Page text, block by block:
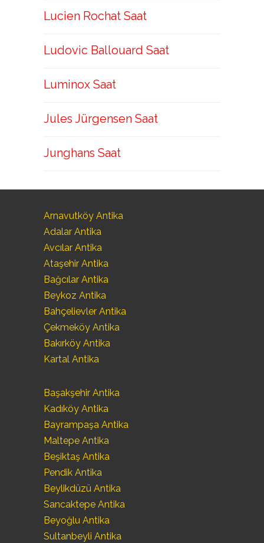
Lucien Rochat Saat
Ludovic Ballouard Saat
Luminox Saat
Jules Jürgensen Saat
Junghans Saat
Arnavutköy Antika
Adalar Antika
Avcılar Antika
Ataşehir Antika
Bağcılar Antika
Beykoz Antika
Bahçelievler Antika
Çekmeköy Antika
Bakırköy Antika
Kartal Antika
Başakşehir Antika
Kadıköy Antika
Bayrampaşa Antika
Maltepe Antika
Beşiktaş Antika
Pendik Antika
Beylikdüzü Antika
Sancaktepe Antika
Beyoğlu Antika
Sultanbeyli Antika